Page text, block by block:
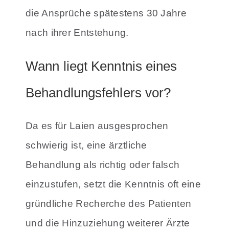
die Ansprüche spätestens 30 Jahre
nach ihrer Entstehung.
Wann liegt Kenntnis eines
Behandlungsfehlers vor?
Da es für Laien ausgesprochen
schwierig ist, eine ärztliche
Behandlung als richtig oder falsch
einzustufen, setzt die Kenntnis oft eine
gründliche Recherche des Patienten
und die Hinzuziehung weiterer Ärzte